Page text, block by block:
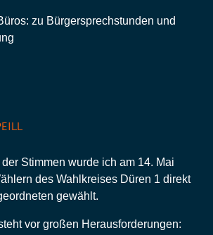
zu Bürgersprechstunden und
Stimmen wurde ich am 14. Mai
des Wahlkreises Düren 1 direkt
gewählt.
vor großen Herausforderungen: